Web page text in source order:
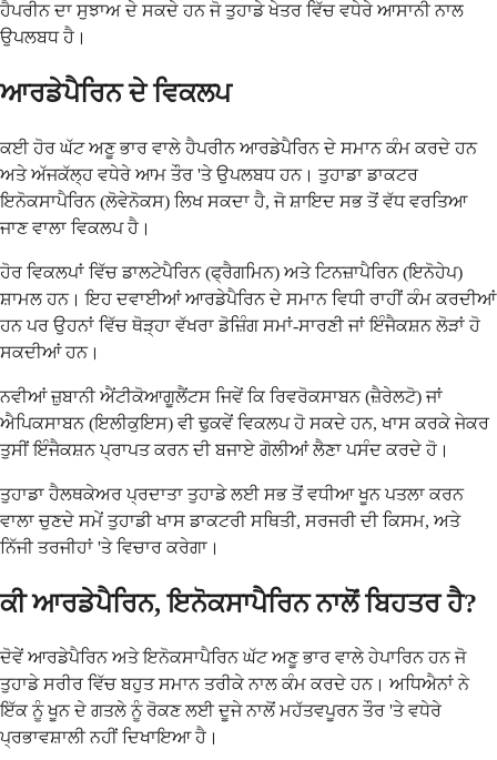
ਹੈਪਰੀਨ ਦਾ ਸੁਝਾਅ ਦੇ ਸਕਦੇ ਹਨ ਜੋ ਤੁਹਾਡੇ ਖੇਤਰ ਵਿੱਚ ਵਧੇਰੇ ਆਸਾਨੀ ਨਾਲ
ਉਪਲਬਧ ਹੈ।
ਆਰਡੇਪੈਰਿਨ ਦੇ ਵਿਕਲਪ
ਕਈ ਹੋਰ ਘੱਟ ਅਣੂ ਭਾਰ ਵਾਲੇ ਹੈਪਰੀਨ ਆਰਡੇਪੈਰਿਨ ਦੇ ਸਮਾਨ ਕੰਮ ਕਰਦੇ ਹਨ
ਅਤੇ ਅੱਜਕੱਲ੍ਹ ਵਧੇਰੇ ਆਮ ਤੌਰ 'ਤੇ ਉਪਲਬਧ ਹਨ। ਤੁਹਾਡਾ ਡਾਕਟਰ
ਇਨੋਕਸਾਪੈਰਿਨ (ਲੋਵੇਨੋਕਸ) ਲਿਖ ਸਕਦਾ ਹੈ, ਜੋ ਸ਼ਾਇਦ ਸਭ ਤੋਂ ਵੱਧ ਵਰਤਿਆ
ਜਾਣ ਵਾਲਾ ਵਿਕਲਪ ਹੈ।
ਹੋਰ ਵਿਕਲਪਾਂ ਵਿੱਚ ਡਾਲਟੇਪੈਰਿਨ (ਫ੍ਰੈਗਮਿਨ) ਅਤੇ ਟਿਨਜ਼ਾਪੈਰਿਨ (ਇਨੋਹੇਪ)
ਸ਼ਾਮਲ ਹਨ। ਇਹ ਦਵਾਈਆਂ ਆਰਡੇਪੈਰਿਨ ਦੇ ਸਮਾਨ ਵਿਧੀ ਰਾਹੀਂ ਕੰਮ ਕਰਦੀਆਂ
ਹਨ ਪਰ ਉਹਨਾਂ ਵਿੱਚ ਥੋੜ੍ਹਾ ਵੱਖਰਾ ਡੋਜ਼ਿੰਗ ਸਮਾਂ-ਸਾਰਣੀ ਜਾਂ ਇੰਜੈਕਸ਼ਨ ਲੋੜਾਂ ਹੋ
ਸਕਦੀਆਂ ਹਨ।
ਨਵੀਆਂ ਜ਼ੁਬਾਨੀ ਐਂਟੀਕੋਆਗੂਲੈਂਟਸ ਜਿਵੇਂ ਕਿ ਰਿਵਰੋਕਸਾਬਨ (ਜ਼ੈਰੇਲਟੋ) ਜਾਂ
ਐਪਿਕਸਾਬਨ (ਇਲੀਕੁਇਸ) ਵੀ ਢੁਕਵੇਂ ਵਿਕਲਪ ਹੋ ਸਕਦੇ ਹਨ, ਖਾਸ ਕਰਕੇ ਜੇਕਰ
ਤੁਸੀਂ ਇੰਜੈਕਸ਼ਨ ਪ੍ਰਾਪਤ ਕਰਨ ਦੀ ਬਜਾਏ ਗੋਲੀਆਂ ਲੈਣਾ ਪਸੰਦ ਕਰਦੇ ਹੋ।
ਤੁਹਾਡਾ ਹੈਲਥਕੇਅਰ ਪ੍ਰਦਾਤਾ ਤੁਹਾਡੇ ਲਈ ਸਭ ਤੋਂ ਵਧੀਆ ਖੂਨ ਪਤਲਾ ਕਰਨ
ਵਾਲਾ ਚੁਣਦੇ ਸਮੇਂ ਤੁਹਾਡੀ ਖਾਸ ਡਾਕਟਰੀ ਸਥਿਤੀ, ਸਰਜਰੀ ਦੀ ਕਿਸਮ, ਅਤੇ
ਨਿੱਜੀ ਤਰਜੀਹਾਂ 'ਤੇ ਵਿਚਾਰ ਕਰੇਗਾ।
ਕੀ ਆਰਡੇਪੈਰਿਨ, ਇਨੋਕਸਾਪੈਰਿਨ ਨਾਲੋਂ ਬਿਹਤਰ ਹੈ?
ਦੋਵੇਂ ਆਰਡੇਪੈਰਿਨ ਅਤੇ ਇਨੋਕਸਾਪੈਰਿਨ ਘੱਟ ਅਣੂ ਭਾਰ ਵਾਲੇ ਹੇਪਾਰਿਨ ਹਨ ਜੋ
ਤੁਹਾਡੇ ਸਰੀਰ ਵਿੱਚ ਬਹੁਤ ਸਮਾਨ ਤਰੀਕੇ ਨਾਲ ਕੰਮ ਕਰਦੇ ਹਨ। ਅਧਿਐਨਾਂ ਨੇ
ਇੱਕ ਨੂੰ ਖੂਨ ਦੇ ਗਤਲੇ ਨੂੰ ਰੋਕਣ ਲਈ ਦੂਜੇ ਨਾਲੋਂ ਮਹੱਤਵਪੂਰਨ ਤੌਰ 'ਤੇ ਵਧੇਰੇ
ਪ੍ਰਭਾਵਸ਼ਾਲੀ ਨਹੀਂ ਦਿਖਾਇਆ ਹੈ।